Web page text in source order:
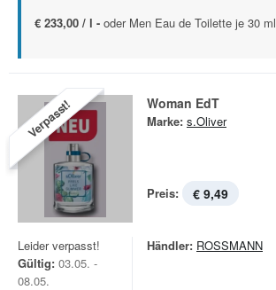
€ 233,00 / l - oder Men Eau de Toilette je 30 ml
Verpasst! Woman EdT
Marke: s.Oliver
Preis: € 9,49
Leider verpasst!
Gültig: 03.05. -
08.05.
Händler: ROSSMANN